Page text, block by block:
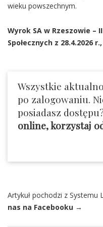
wieku powszechnym.
Wyrok SA w Rzeszowie –
Społecznych z 28.4.2026 r.,
Wszystkie
po zalogowaniu.
posiadasz
online, korzystaj
Artykuł pochodzi z Systemu
nas na Facebooku →